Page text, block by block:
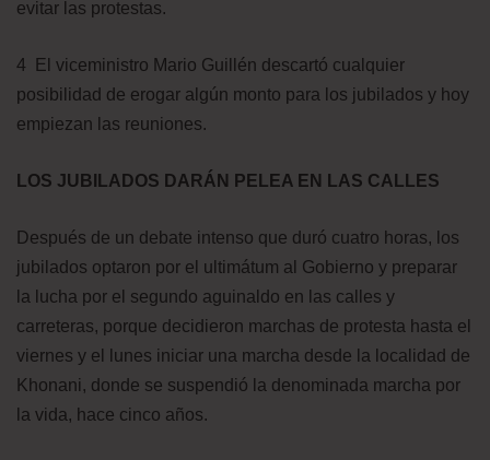
evitar las protestas.
4 El viceministro Mario Guillén descartó cualquier
posibilidad de erogar algún monto para los jubilados y hoy
empiezan las reuniones.
LOS JUBILADOS DARÁN PELEA EN LAS CALLES
Después de un debate intenso que duró cuatro horas, los
jubilados optaron por el ultimátum al Gobierno y preparar
la lucha por el segundo aguinaldo en las calles y
carreteras, porque decidieron marchas de protesta hasta el
viernes y el lunes iniciar una marcha desde la localidad de
Khonani, donde se suspendió la denominada marcha por
la vida, hace cinco años.